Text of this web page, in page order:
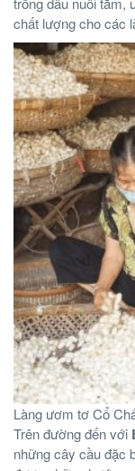
chất lượng cho các
Làng ươm tơ Cổ
Trên đường đến với
những cây cầu đặc